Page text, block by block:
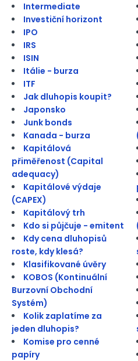
Intermediate
Investiční horizont
IPO
IRS
ISIN
Itálie - burza
ITF
Jak dluhopis koupit?
Japonsko
Junk bonds
Kanada - burza
Kapitálová
přiměřenost (Capital
adequacy)
Kapitálové výdaje
(CAPEX)
Kapitálový trh
Kdo si půjčuje - emitent
Kdy cena dluhopisů
roste, kdy klesá?
Klasifikované úvěry
KOBOS (Kontinuální
Burzovní Obchodní
Systém)
Kolik zaplatíme za
jeden dluhopis?
Komise pro cenné
papíry